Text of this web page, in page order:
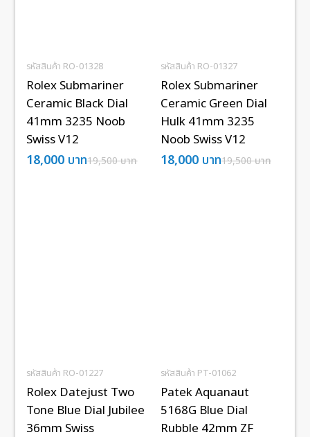
รหัสสินค้า RO-01328
Rolex Submariner
Ceramic Black Dial
41mm 3235 Noob
Swiss V12
19,500บาท
18,000 บาท
รหัสสินค้า RO-01327
Rolex Submariner
Ceramic Green Dial
Hulk 41mm 3235
Noob Swiss V12
19,500บาท
18,000 บาท
รหัสสินค้า RO-01227
Rolex Datejust Two
Tone Blue Dial Jubilee
36mm Swiss
รหัสสินค้า PT-01062
Patek Aquanaut
5168G Blue Dial
Rubble 42mm ZF